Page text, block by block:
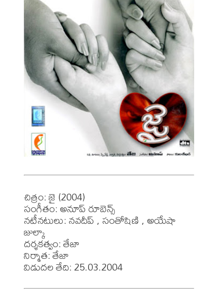
చిత్రం: జై (2004)
సంగీతం: అనూప్ రూబెన్స్
నటీనటులు: నవదీప్ , సంతోషిణి , అయేషా
జుల్కా
దర్శకత్వం: తేజా
నిర్మాత: తేజా
విడుదల తేది: 25.03.2004